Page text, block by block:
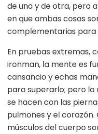
de uno y de otra, pero
en que ambas cosas
complementarias para
En pruebas extremas,
ironman, la mente es
cansancio y echas
para superarlo; pero la
se hacen con las
pulmones y el corazón.
músculos del cuerpo